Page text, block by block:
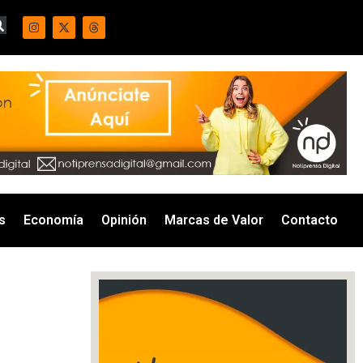
Economía Opinión Marcas de Valor Contacto